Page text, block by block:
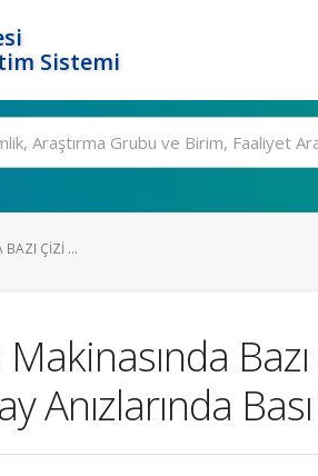
Sistemi
BAZI ÇIZI ...
Bazı
Anızlarında